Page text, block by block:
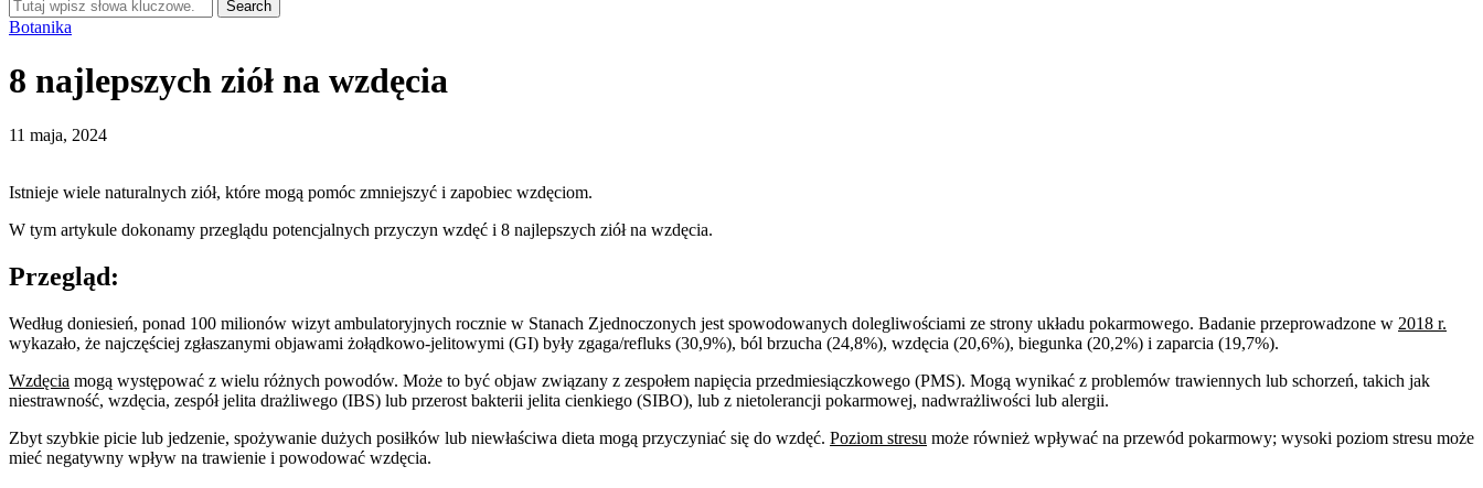
Botanika
8 najlepszych ziół na wzdęcia
11 maja, 2024
Istnieje wiele naturalnych ziół, które mogą pomóc zmniejszyć i zapobiec wzdęciom.
W tym artykule dokonamy przeglądu potencjalnych przyczyn wzdęć i 8 najlepszych ziół na wzdęcia.
Przegląd:
Według doniesień, ponad 100 milionów wizyt ambulatoryjnych rocznie w Stanach Zjednoczonych jest spowodowanych dolegliwościami ze strony układu pokarmowego. Badanie przeprowadzone w 2018 r.
wykazało, że najczęściej zgłaszanymi objawami żołądkowo-jelitowymi (GI) były zgaga/refluks (30,9%), ból brzucha (24,8%), wzdęcia (20,6%), biegunka (20,2%) i zaparcia (19,7%).
Wzdęcia mogą występować z wielu różnych powodów. Może to być objaw związany z zespołem napięcia przedmiesiączkowego (PMS). Mogą wynikać z problemów trawiennych lub schorzeń, takich jak
niestrawność, wzdęcia, zespół jelita drażliwego (IBS) lub przerost bakterii jelita cienkiego (SIBO), lub z nietolerancji pokarmowej, nadwrażliwości lub alergii.
Zbyt szybkie picie lub jedzenie, spożywanie dużych posiłków lub niewłaściwa dieta mogą przyczyniać się do wzdęć. Poziom stresu może również wpływać na przewód pokarmowy; wysoki poziom stresu może
mieć negatywny wpływ na trawienie i powodować wzdęcia.